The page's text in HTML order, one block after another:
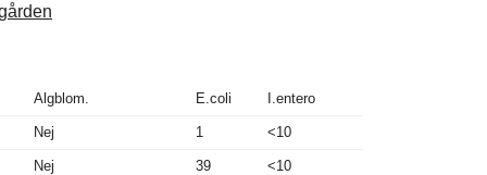
Algblom. E.coli I.entero
Nej 1 <10
Nej 39 <10